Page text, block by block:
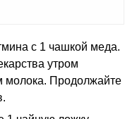
с 1 чашкой меда.
утром
молока. Продолжайте